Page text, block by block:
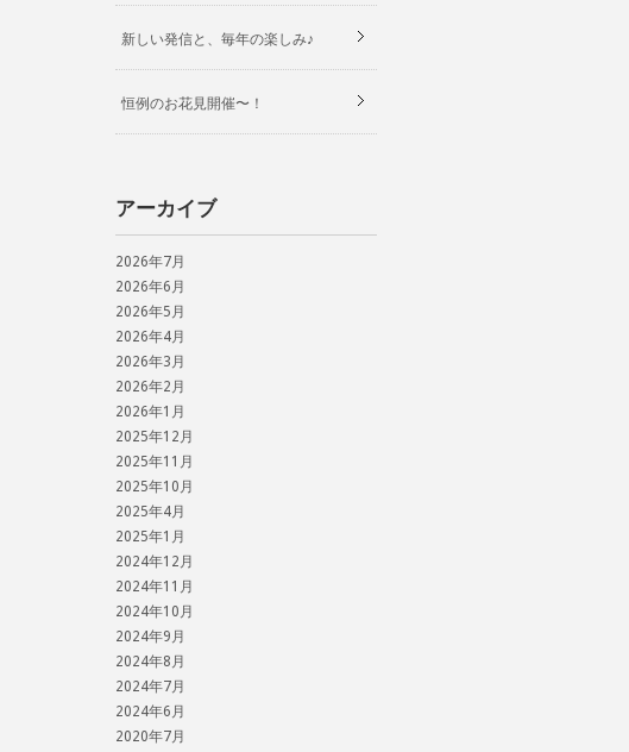
新しい発信と、毎年の楽しみ♪
恒例のお花見開催〜！
アーカイブ
2026年7月
2026年6月
2026年5月
2026年4月
2026年3月
2026年2月
2026年1月
2025年12月
2025年11月
2025年10月
2025年4月
2025年1月
2024年12月
2024年11月
2024年10月
2024年9月
2024年8月
2024年7月
2024年6月
2020年7月